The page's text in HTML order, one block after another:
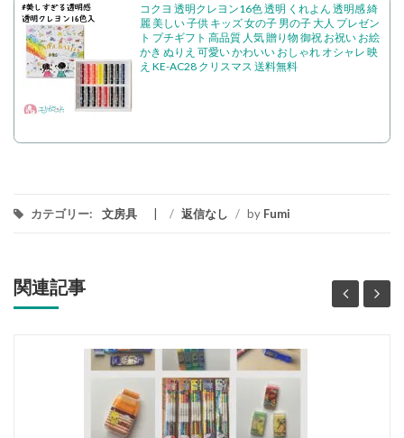
コクヨ 透明クレヨン16色 透明 くれよん 透明感 綺
麗 美しい 子供 キッズ 女の子 男の子 大人 プレゼン
ト プチギフト 高品質 人気 贈り物 御祝 お祝い お絵
かき ぬりえ 可愛い かわいい おしゃれ オシャレ 映
え KE-AC28 クリスマス 送料無料
カテゴリー: 文房具 / 返信なし / by Fumi
関連記事